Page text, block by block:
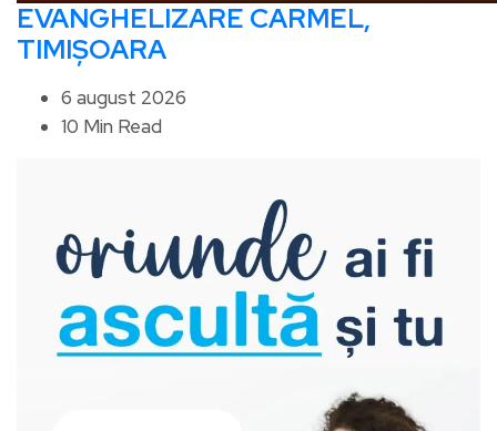
EVANGHELIZARE CARMEL,
TIMIȘOARA
6 august 2026
10 Min Read